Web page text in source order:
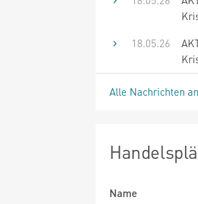
18.05.26
Alle Nachrichten
Name